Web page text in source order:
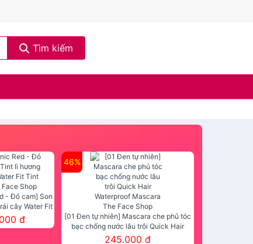
Tìm kiếm
- Đỏ cam] Son
cây Water Fit
Face Shop
đ
46%
[01 Đen tự nhiên] Mascara che phủ tóc
bạc chống nước lâu trôi Quick Hair
Waterproof Mascara The Face Shop
245.000 đ